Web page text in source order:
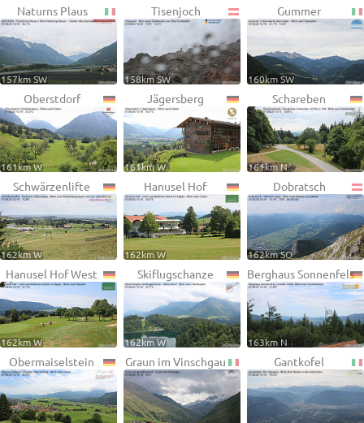
Naturns Plaus
157km SW
Tisenjoch
158km SW
Gummer
160km SW
Oberstdorf
161km W
Jägersberg
161km W
Schareben
161km N
Schwärzenlifte
162km W
Hanusel Hof
162km W
Dobratsch
162km SO
Hanusel Hof West
162km W
Skiflugschanze
162km W
Berghaus Sonnenfels
163km N
Obermaiselstein Graun im Vinschgau Gantkofel